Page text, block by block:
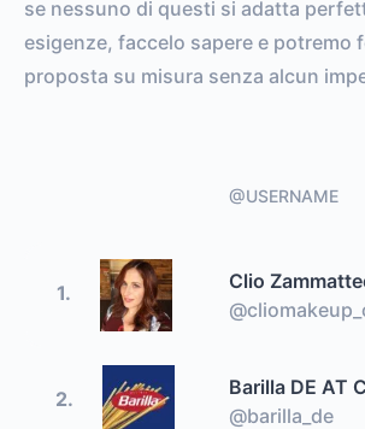
se nessuno di questi si adatta
esigenze, faccelo sapere e potremo
proposta su misura senza alcun
@USERNAME
1.
Clio
2.
Barilla DE AT
@barilla_de